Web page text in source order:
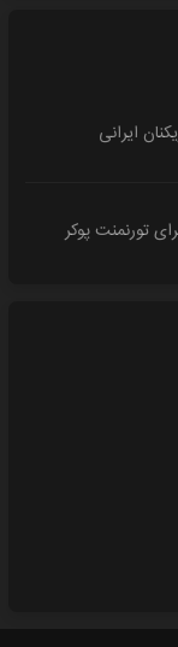
ایرانی
تورنمنت پوکر